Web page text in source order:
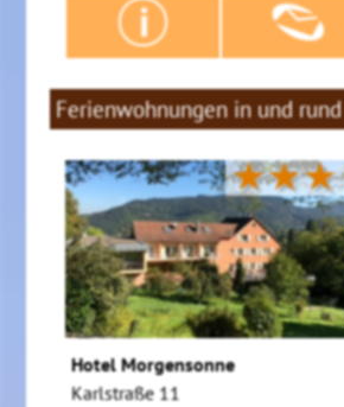
Ferienwohnungen in und
Hotel Morgensonne
Karlstraße 11